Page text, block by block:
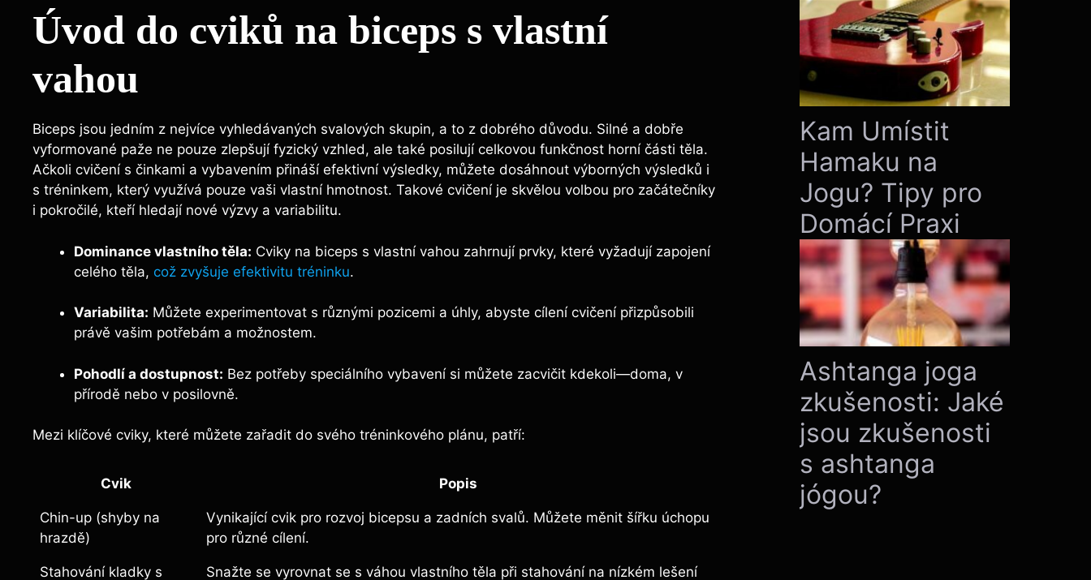
Úvod do cviků na biceps s vlastní
vahou
Biceps jsou jedním z nejvíce vyhledávaných svalových skupin, a to z dobrého důvodu. Silné a dobře
vyformované paže ne pouze zlepšují fyzický vzhled, ale také posilují celkovou funkčnost horní části těla.
Ačkoli cvičení s činkami a vybavením přináší efektivní výsledky, můžete dosáhnout výborných výsledků i
s tréninkem, který využívá pouze vaši vlastní hmotnost. Takové cvičení je skvělou volbou pro začátečníky
i pokročilé, kteří hledají nové výzvy a variabilitu.
Dominance vlastního těla: Cviky na biceps s vlastní vahou zahrnují prvky, které vyžadují zapojení
celého těla, což zvyšuje efektivitu tréninku.
Variabilita: Můžete experimentovat s různými pozicemi a úhly, abyste cílení cvičení přizpůsobili
právě vašim potřebám a možnostem.
Pohodlí a dostupnost: Bez potřeby speciálního vybavení si můžete zacvičit kdekoli—doma, v
přírodě nebo v posilovně.
Mezi klíčové cviky, které můžete zařadit do svého tréninkového plánu, patří:
Cvik Popis
Chin-up (shyby na
hrazdě)
Vynikající cvik pro rozvoj bicepsu a zadních svalů. Můžete měnit šířku úchopu
pro různé cílení.
Stahování kladky s
Snažte se vyrovnat se s váhou vlastního těla při stahování na nízkém lešení
Kam Umístit
Hamaku na
Jogu? Tipy pro
Domácí Praxi
Ashtanga joga
zkušenosti: Jaké
jsou zkušenosti
s ashtanga
jógou?